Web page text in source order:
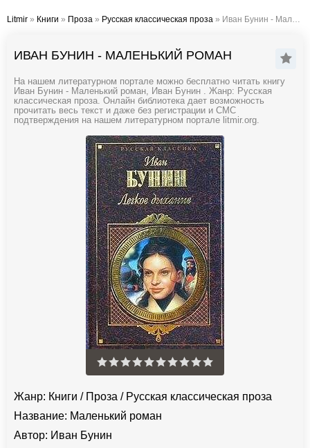
Litmir » Книги » Проза » Русская классическая проза » Иван Бунин - Маленький роман
ИВАН БУНИН - МАЛЕНЬКИЙ РОМАН
На нашем литературном портале можно бесплатно читать книгу
Иван Бунин - Маленький роман, Иван Бунин . Жанр: Русская
классическая проза. Онлайн библиотека дает возможность
прочитать весь текст и даже без регистрации и СМС
подтверждения на нашем литературном портале litmir.org.
Жанр: Книги / Проза / Русская классическая проза
Название: Маленький роман
Автор: Иван Бунин